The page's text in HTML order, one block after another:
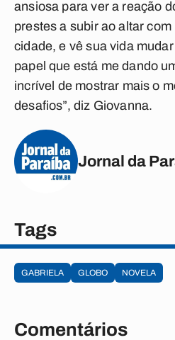
ansiosa para ver a reação
prestes a subir ao altar
cidade, e vê sua vida
papel que está me dando
incrível de mostrar mais o
desafios”, diz Giovanna.
Jornal da
Tags
GABRIELA GLOBO NOVELA
Comentários